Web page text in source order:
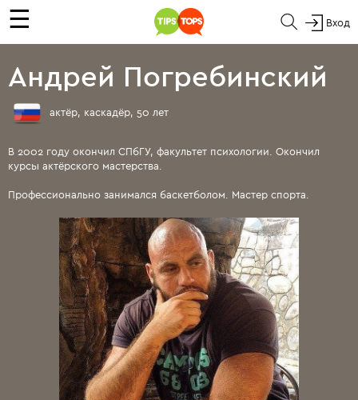
☰ Вход
Андрей Погребинский
актёр, каскадёр, 50 лет
В 2002 году окончил СПбГУ, факультет психологии. Окончил
курсы актёрского мастерства.
Профессионально занимался баскетболом. Мастер спорта.